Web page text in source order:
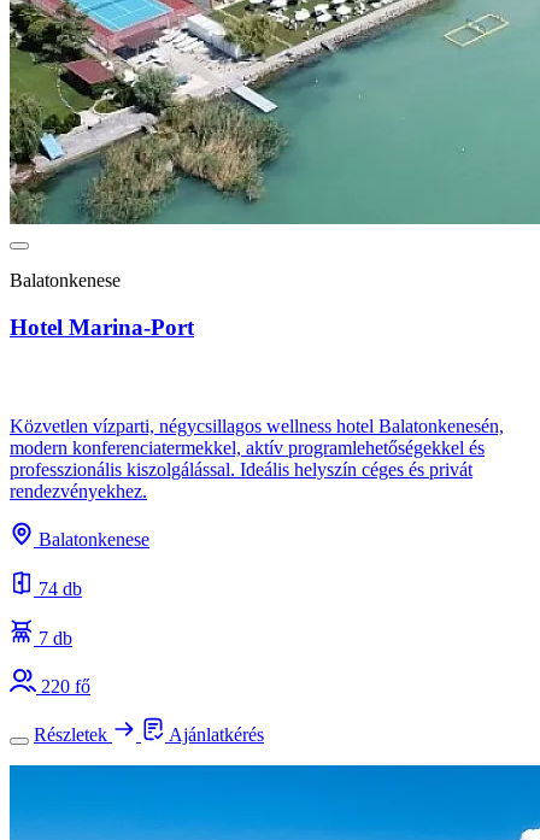
Balatonkenese
Hotel Marina-Port
Közvetlen vízparti, négycsillagos wellness hotel Balatonkenesén,
modern konferenciatermekkel, aktív programlehetőségekkel és
professzionális kiszolgálással. Ideális helyszín céges és privát
rendezvényekhez.
Balatonkenese
74 db
7 db
220 fő
Részletek Ajánlatkérés